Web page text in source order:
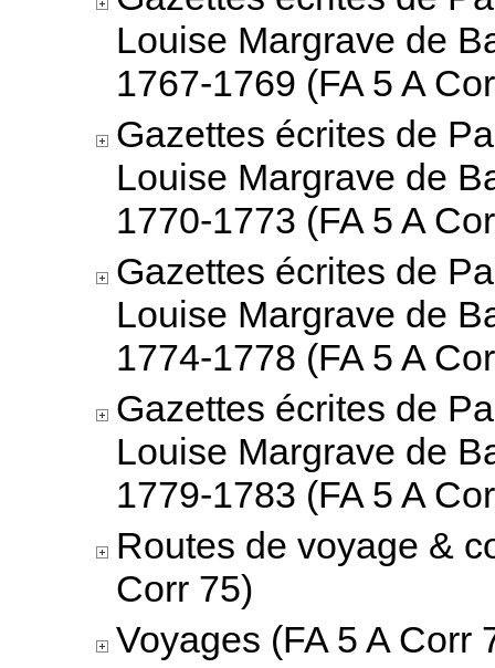
Louise Margrave de
1767-1769 (FA 5 A
Gazettes écrites de
Louise Margrave de
1770-1773 (FA 5 A
Gazettes écrites de
Louise Margrave de
1774-1778 (FA 5 A
Gazettes écrites de
Louise Margrave de
1779-1783 (FA 5 A
Routes de voyage &
Corr 75)
Voyages (FA 5 A Corr